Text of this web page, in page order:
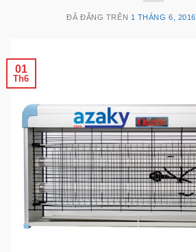
ĐÃ ĐĂNG TRÊN 1 THÁNG 6, 2016
01
Th6